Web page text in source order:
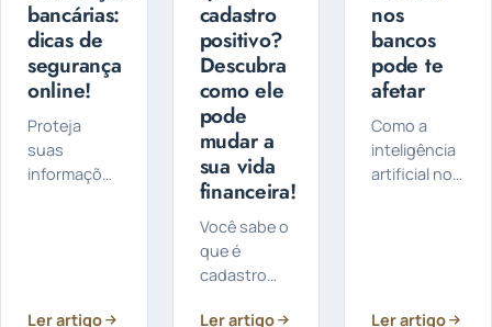
bancárias:
dicas de
segurança
online!
Proteja
suas
informações
online: A
Ler artigo
cadastro
positivo?
Descubra
como ele
pode
mudar a
sua vida
financeira!
Você sabe o
que é
cadastro
Ler artigo
nos
bancos
pode te
afetar
Como a
inteligência
artificial nos
artificial
Ler artigo